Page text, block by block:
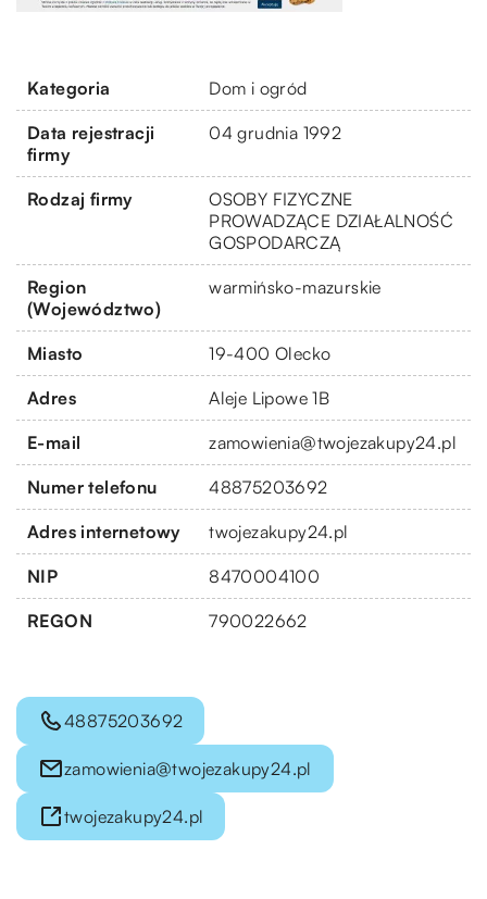
Kategoria Dom i ogród
Data rejestracji
firmy
04 grudnia 1992
Rodzaj firmy
OSOBY FIZYCZNE
PROWADZĄCE DZIAŁALNOŚĆ
GOSPODARCZĄ
Region
(Województwo)
warmińsko-mazurskie
Miasto 19-400 Olecko
Adres Aleje Lipowe 1B
E-mail zamowienia@twojezakupy24.pl
Numer telefonu 48875203692
Adres internetowy twojezakupy24.pl
NIP 8470004100
REGON 790022662
48875203692
zamowienia@twojezakupy24.pl
twojezakupy24.pl